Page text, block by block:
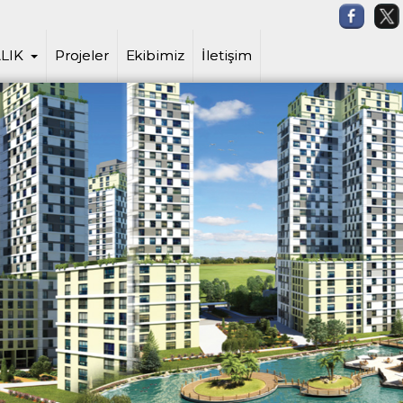
Satış ve Kiralama Ofisi,
Projeler Ekibimiz İletişim